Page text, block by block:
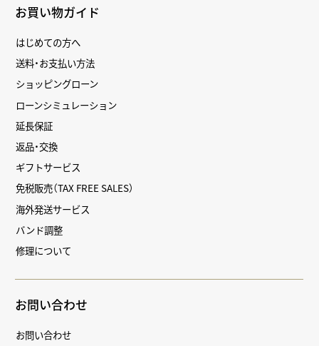
お買い物ガイド
はじめての方へ
送料・お支払い方法
ショッピングローン
ローンシミュレーション
延長保証
返品・交換
ギフトサービス
免税販売（TAX FREE SALES）
海外発送サービス
バンド調整
修理について
お問い合わせ
お問い合わせ